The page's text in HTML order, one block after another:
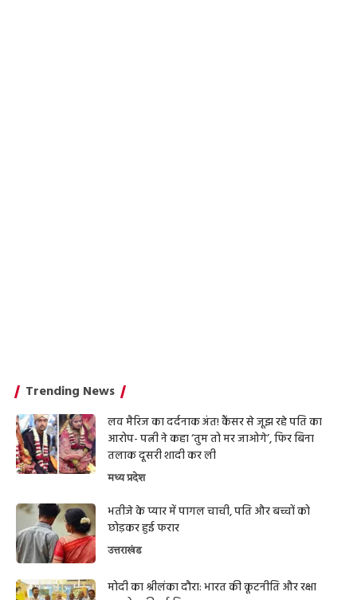
Trending News
लव मैरिज का दर्दनाक अंत! कैंसर से जूझ रहे पति का
आरोप- पत्नी ने कहा ‘तुम तो मर जाओगे’, फिर बिना
तलाक दूसरी शादी कर ली
मध्य प्रदेश
भतीजे के प्यार में पागल चाची, पति और बच्चों को
छोड़कर हुई फरार
उत्तराखंड
मोदी का श्रीलंका दौरा: भारत की कूटनीति और रक्षा